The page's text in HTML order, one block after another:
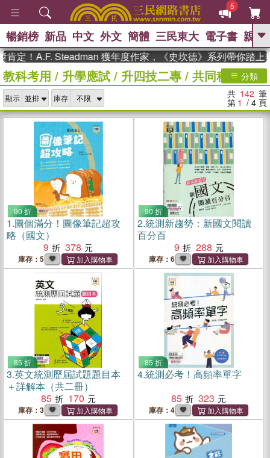
5
GO
熱搜： 東野圭吾 、 高希均教授回憶錄
、 The Odyssey 、 父親節 、 如果歷
國際布克
獎 臺灣漫遊錄 、 方念華 、 台灣的李
數學女孩：黎曼猜想
偉大的迷走神經
暢銷榜 新品 中文 外文 簡體 三民東大 電子書 親子
Steadman 獲年度作家，《史坎德》系列帶你踏上熱血奇
教科考用 / 升學應試/ 升四技二專/ 共同科目 分類
顯示 庫存 共 142 筆
第 1 / 4 頁
90 折
1.圖個滿分！圖像筆記超攻
略（國文）
9
378
庫存：5
90 折
2.統測新趨勢：新國文閱讀
百分百
9
288
庫存：6
85 折
3.英文統測歷屆試題題目本
＋詳解本（共二冊）
85
170
庫存：3
85 折
4.統測必考！高頻率單字
85
323
庫存：4